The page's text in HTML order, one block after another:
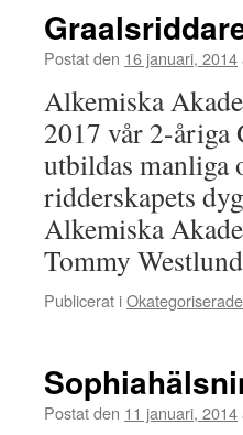
Postat den 16 januari, 2014
Alkemiska
2017 vår 2-åriga
utbildas manliga
ridderskapets
Alkemiska
Tommy
Publicerat iOkategoriserade
Postat den 11 januari, 2014